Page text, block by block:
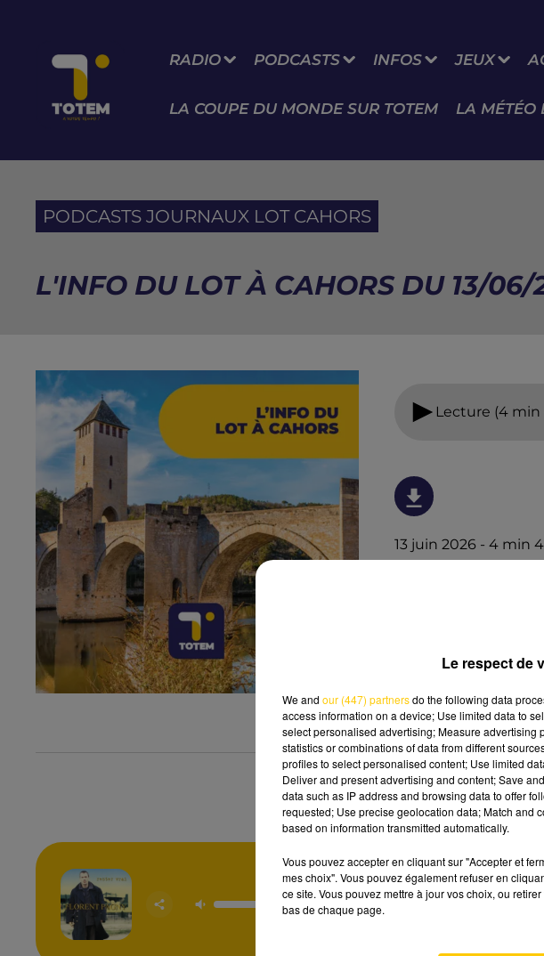
RADIO PODCASTS INFOS JEUX
LA COUPE DU MONDE SUR TOTEM LA MÉTÉO
PODCASTS JOURNAUX LOT CAHORS
L'INFO DU LOT À CAHORS DU 13/
Lecture (4 min
13 juin 2026 - 4 min
Si Tu Veux
M’essayer
FLORENT PAGNY
AVEYRON
Le respect de
We and our (447) partnersdo the following data
access information on a device; Use limited data to
select personalised advertising; Measure advertising
statistics or combinations of data from different
profiles to select personalised content; Use limited
Deliver and present advertising and content; Save
data such as IP address and browsing data to offer
requested; Use precise geolocation data; Match and
based on information transmitted automatically.
Vous pouvez accepter en cliquant sur "Accepter et
mes choix". Vous pouvez également refuser en
ce site. Vous pouvez mettre à jour vos choix, ou
bas de chaque page.